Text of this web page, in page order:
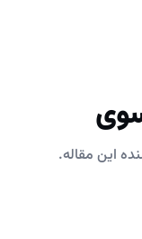
این مقاله.